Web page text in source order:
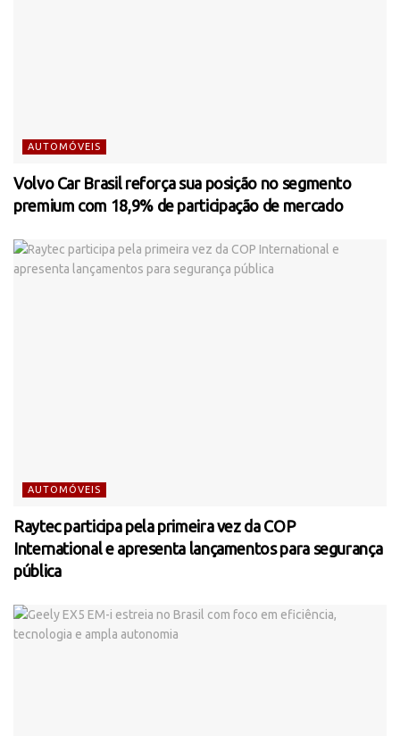
AUTOMÓVEIS
Volvo Car Brasil reforça sua posição no segmento
premium com 18,9% de participação de mercado
AUTOMÓVEIS
Raytec participa pela primeira vez da COP
International e apresenta lançamentos para segurança
pública